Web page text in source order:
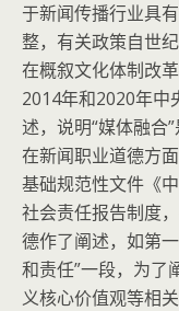
于新闻传播行业具
整，有关政策自世
在概叙文化体制改
2014年和2020年中
述，说明“媒体融合
在新闻职业道德方
基础规范性文件《
社会责任报告制度
德作了阐述，如第
和责任”一段，为了
义核心价值观等相